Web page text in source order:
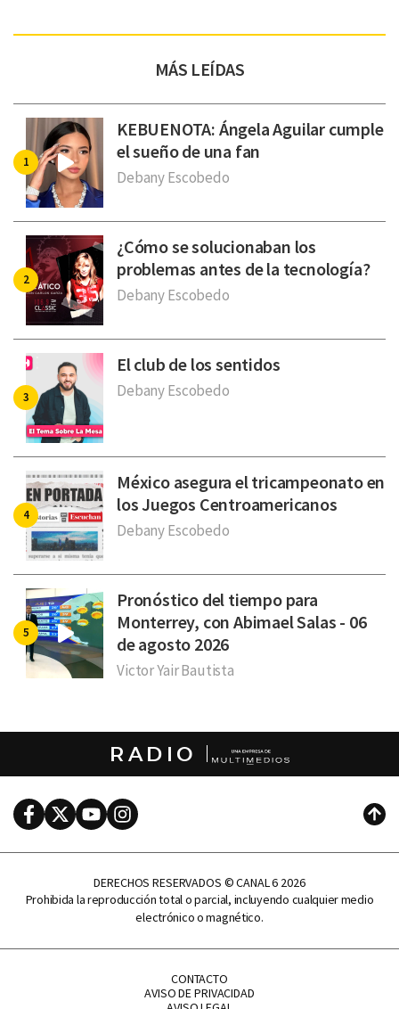
MÁS LEÍDAS
KEBUENOTA: Ángela Aguilar cumple
el sueño de una fan
Debany Escobedo
¿Cómo se solucionaban los
problemas antes de la tecnología?
Debany Escobedo
El club de los sentidos
Debany Escobedo
México asegura el tricampeonato en
los Juegos Centroamericanos
Debany Escobedo
Pronóstico del tiempo para
Monterrey, con Abimael Salas - 06
de agosto 2026
Victor Yair Bautista
RADIO
FacebookTwitterYoutubeInstagram
DERECHOS RESERVADOS © CANAL 6 2026
Prohibida la reproducción total o parcial, incluyendo cualquier medio
electrónico o magnético.
CONTACTO
AVISO DE PRIVACIDAD